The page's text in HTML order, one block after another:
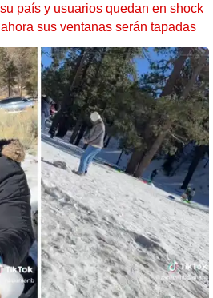
país y usuarios quedan en shock
sus ventanas serán tapadas